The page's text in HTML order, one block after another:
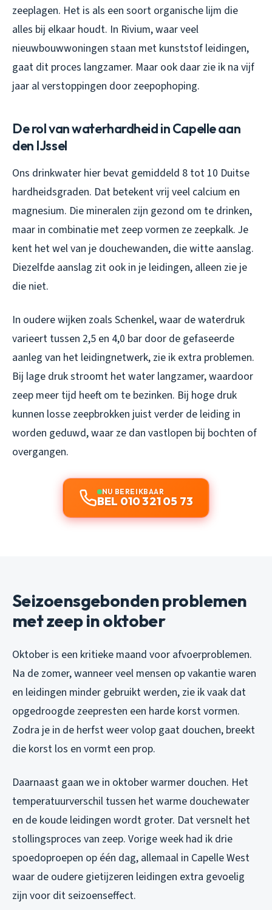
zeeplagen. Het is als een soort organische lijm die
alles bij elkaar houdt. In Rivium, waar veel
nieuwbouwwoningen staan met kunststof leidingen,
gaat dit proces langzamer. Maar ook daar zie ik na vijf
jaar al verstoppingen door zeepophoping.
De rol van waterhardheid in Capelle aan
den IJssel
Ons drinkwater hier bevat gemiddeld 8 tot 10 Duitse
hardheidsgraden. Dat betekent vrij veel calcium en
magnesium. Die mineralen zijn gezond om te drinken,
maar in combinatie met zeep vormen ze zeepkalk. Je
kent het wel van je douchewanden, die witte aanslag.
Diezelfde aanslag zit ook in je leidingen, alleen zie je
die niet.
In oudere wijken zoals Schenkel, waar de waterdruk
varieert tussen 2,5 en 4,0 bar door de gefaseerde
aanleg van het leidingnetwerk, zie ik extra problemen.
Bij lage druk stroomt het water langzamer, waardoor
zeep meer tijd heeft om te bezinken. Bij hoge druk
kunnen losse zeepbrokken juist verder de leiding in
worden geduwd, waar ze dan vastlopen bij bochten of
overgangen.
NU BEREIKBAAR
BEL 010 321 05 73
Seizoensgebonden problemen
met zeep in oktober
Oktober is een kritieke maand voor afvoerproblemen.
Na de zomer, wanneer veel mensen op vakantie waren
en leidingen minder gebruikt werden, zie ik vaak dat
opgedroogde zeepresten een harde korst vormen.
Zodra je in de herfst weer volop gaat douchen, breekt
die korst los en vormt een prop.
Daarnaast gaan we in oktober warmer douchen. Het
temperatuurverschil tussen het warme douchewater
en de koude leidingen wordt groter. Dat versnelt het
stollingsproces van zeep. Vorige week had ik drie
spoedoproepen op één dag, allemaal in Capelle West
waar de oudere gietijzeren leidingen extra gevoelig
zijn voor dit seizoenseffect.